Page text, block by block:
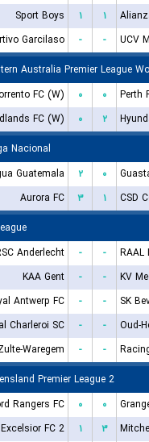
Sport Boys
۱ ۱
Garcilaso
- -
UCV
Australia Premier League
FC (W)
۰ ۰
Perth
FC (W)
۰ ۲
Nacional
Guatemala
۲ ۰
Aurora FC
۳ ۱
CSD
Anderlecht
- -
RAAL
KAA Gent
- -
KV
Antwerp FC
- -
SK
Charleroi SC
- -
Oud-
Waregem
- -
Premier League 2
Rangers FC
۰ ۰
FC 2
۱ ۳